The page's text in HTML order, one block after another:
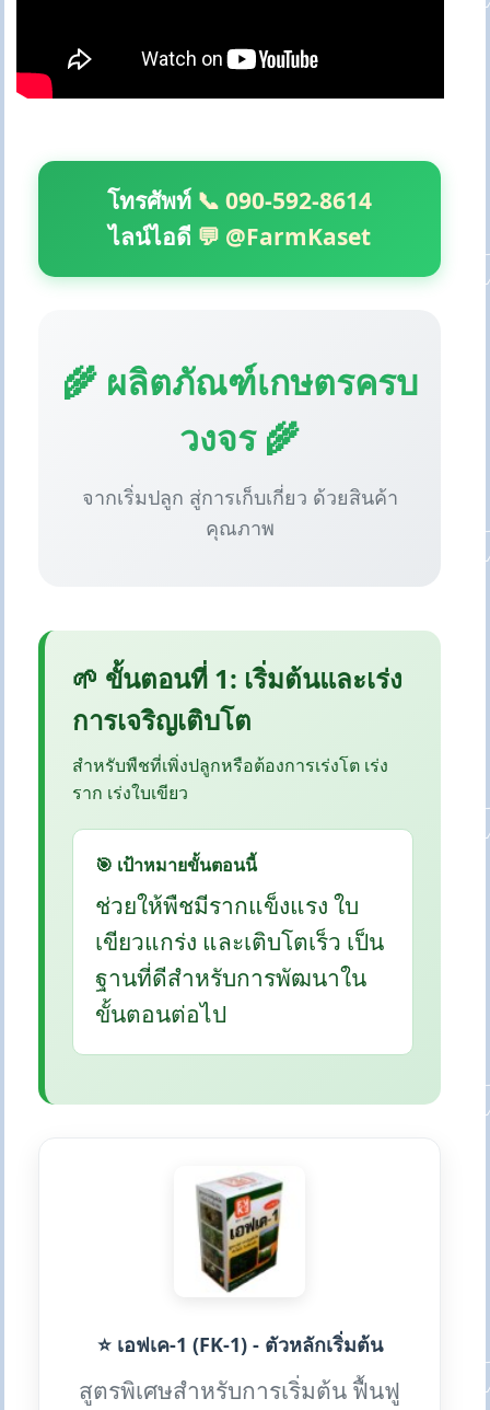
โทรศัพท์ 📞 090-592-8614
ไลน์ไอดี 💬 @FarmKaset
🌾 ผลิตภัณฑ์เกษตรครบ
วงจร 🌾
จากเริ่มปลูก สู่การเก็บเกี่ยว ด้วยสินค้า
คุณภาพ
🌱 ขั้นตอนที่ 1: เริ่มต้นและเร่ง
การเจริญเติบโต
สำหรับพืชที่เพิ่งปลูกหรือต้องการเร่งโต เร่ง
ราก เร่งใบเขียว
🎯 เป้าหมายขั้นตอนนี้
ช่วยให้พืชมีรากแข็งแรง ใบ
เขียวแกร่ง และเติบโตเร็ว เป็น
ฐานที่ดีสำหรับการพัฒนาใน
ขั้นตอนต่อไป
⭐ เอฟเค-1 (FK-1) - ตัวหลักเริ่มต้น
สูตรพิเศษสำหรับการเริ่มต้น ฟื้นฟู